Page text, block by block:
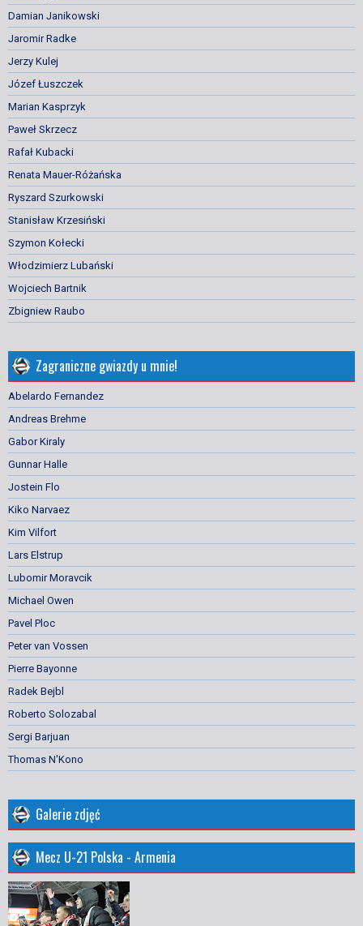
Damian Janikowski
Jaromir Radke
Jerzy Kulej
Józef Łuszczek
Marian Kasprzyk
Paweł Skrzecz
Rafał Kubacki
Renata Mauer-Różańska
Ryszard Szurkowski
Stanisław Krzesiński
Szymon Kołecki
Włodzimierz Lubański
Wojciech Bartnik
Zbigniew Raubo
Zagraniczne gwiazdy u mnie!
Abelardo Fernandez
Andreas Brehme
Gabor Kiraly
Gunnar Halle
Jostein Flo
Kiko Narvaez
Kim Vilfort
Lars Elstrup
Lubomir Moravcik
Michael Owen
Pavel Ploc
Peter van Vossen
Pierre Bayonne
Radek Bejbl
Roberto Solozabal
Sergi Barjuan
Thomas N'Kono
Galerie zdjęć
Mecz U-21 Polska - Armenia